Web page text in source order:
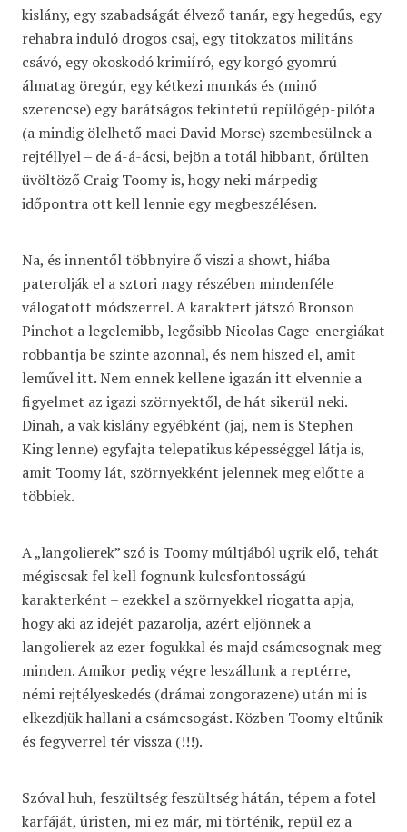
kislány, egy szabadságát élvező tanár, egy hegedűs, egy
rehabra induló drogos csaj, egy titokzatos militáns
csávó, egy okoskodó krimiíró, egy korgó gyomrú
álmatag öregúr, egy kétkezi munkás és (minő
szerencse) egy barátságos tekintetű repülőgép-pilóta
(a mindig ölelhető maci David Morse) szembesülnek a
rejtéllyel – de á-á-ácsi, bejön a totál hibbant, őrülten
üvöltöző Craig Toomy is, hogy neki márpedig
időpontra ott kell lennie egy megbeszélésen.
Na, és innentől többnyire ő viszi a showt, hiába
paterolják el a sztori nagy részében mindenféle
válogatott módszerrel. A karaktert játszó Bronson
Pinchot a legelemibb, legősibb Nicolas Cage-energiákat
robbantja be szinte azonnal, és nem hiszed el, amit
leművel itt. Nem ennek kellene igazán itt elvennie a
figyelmet az igazi szörnyektől, de hát sikerül neki.
Dinah, a vak kislány egyébként (jaj, nem is Stephen
King lenne) egyfajta telepatikus képességgel látja is,
amit Toomy lát, szörnyekként jelennek meg előtte a
többiek.
A „langolierek” szó is Toomy múltjából ugrik elő, tehát
mégiscsak fel kell fognunk kulcsfontosságú
karakterként – ezekkel a szörnyekkel riogatta apja,
hogy aki az idejét pazarolja, azért eljönnek a
langolierek az ezer fogukkal és majd csámcsognak meg
minden. Amikor pedig végre leszállunk a reptérre,
némi rejtélyeskedés (drámai zongorazene) után mi is
elkezdjük hallani a csámcsogást. Közben Toomy eltűnik
és fegyverrel tér vissza (!!!).
Szóval huh, feszültség feszültség hátán, tépem a fotel
karfáját, úristen, mi ez már, mi történik, repül ez a